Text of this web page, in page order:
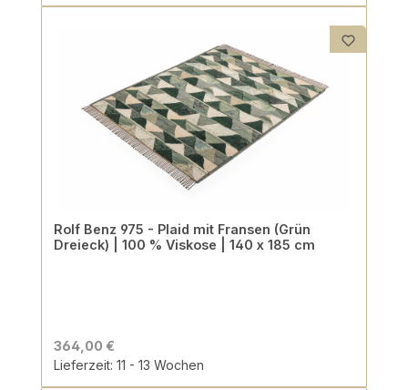
Rolf Benz 975 - Plaid mit Fransen (Grün
Dreieck) | 100 % Viskose | 140 x 185 cm
364,00 €
Lieferzeit: 11 - 13 Wochen